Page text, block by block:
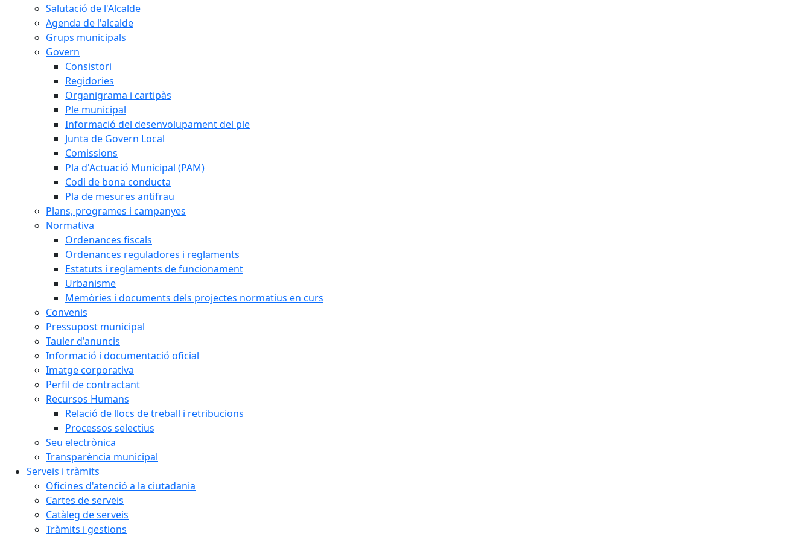
Salutació de l'Alcalde
Agenda de l'alcalde
Grups municipals
Govern
Consistori
Regidories
Organigrama i cartipàs
Ple municipal
Informació del desenvolupament del ple
Junta de Govern Local
Comissions
Pla d'Actuació Municipal (PAM)
Codi de bona conducta
Pla de mesures antifrau
Plans, programes i campanyes
Normativa
Ordenances fiscals
Ordenances reguladores i reglaments
Estatuts i reglaments de funcionament
Urbanisme
Memòries i documents dels projectes normatius en curs
Convenis
Pressupost municipal
Tauler d'anuncis
Informació i documentació oficial
Imatge corporativa
Perfil de contractant
Recursos Humans
Relació de llocs de treball i retribucions
Processos selectius
Seu electrònica
Transparència municipal
Serveis i tràmits
Oficines d'atenció a la ciutadania
Cartes de serveis
Catàleg de serveis
Tràmits i gestions